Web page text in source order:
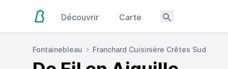
Découvrir Carte
Fontainebleau Franchard Cuisinière Crêtes Sud